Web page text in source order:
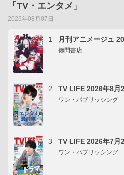
「TV・エンタメ」
2026年08月07日
1 月刊アニメージュ
徳間書店
2 TV LIFE 2026年8
ワン・パブリッシング
3 TV LIFE 2026年7月
ワン・パブリッシング